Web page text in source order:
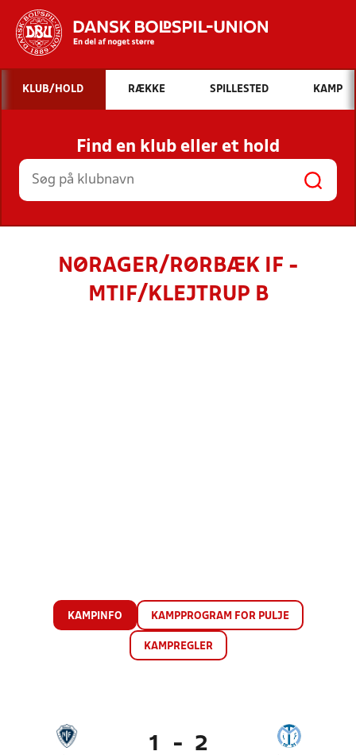
Hvad vil du søge efter?
INDHOLD OG NYHEDER
STILLINGER, RESULTATER, KLUBBER OG
HOLD
KLUB/HOLD RÆKKE SPILLESTED KAMP
Find en klub eller et hold
NØRAGER/RØRBÆK IF -
MTIF/KLEJTRUP B
KAMPINFO KAMPPROGRAM FOR PULJE
KAMPREGLER
1 - 2